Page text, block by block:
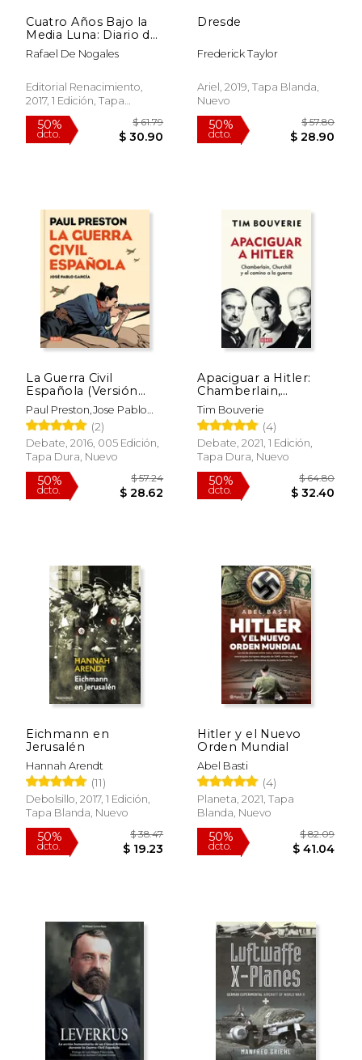
dcto. $ 21.21
Rápido
50%
dcto. $ 32.89
50%
dcto.
Cuatro Años Bajo la
Media Luna: Diario de
la Primera Guerra
Mundial en los
Asia
Rafael De Nogales
Editorial Renacimiento,
2017, 1 Edición, Tapa
Blanda, Nuevo
50%
dcto.
Dresde
Frederick Taylor
Ariel, 2019, Tapa Blanda,
Nuevo
50%
dcto.
La Guerra Civil
Española (Versión
Gráfica)
Paul Preston,Jose Pablo
Garcia
(2)
Debate, 2016, 005 Edición,
Tapa Dura, Nuevo
Apaciguar a Hitler:
Chamberlain,
Churchill y el Camino
a la Guerra
Tim Bouverie
(4)
Debate, 2021, 1 Edición,
Tapa Dura, Nuevo
Eichmann en
Jerusalén
Hannah Arendt
(11)
Debolsillo, 2017, 1 Edición,
Tapa Blanda, Nuevo
Hitler y el Nuevo
Orden Mundial
Abel Basti
(4)
Planeta, 2021, Tapa
Blanda, Nuevo